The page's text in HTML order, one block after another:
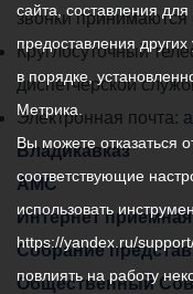
администрации
местного
самоуправления
города
Владикавказ:
звонки принимаются
Круглосуточный
диспетчерской
Электронная почта:
Владикавказ
АМС
Интернет приемная
Собрание
Общественный
сайта, составления
предоставления
в порядке,
Метрика.
Вы можете отказаться
соответствующие
использовать
https://yandex.ru/
повлиять на работу